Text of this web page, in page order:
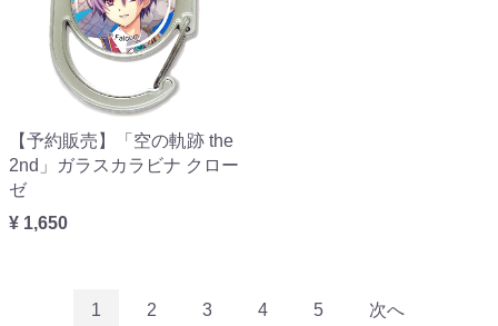
【予約販売】「空の軌跡 the
2nd」ガラスカラビナ クロー
ゼ
¥ 1,650
1 2 3 4 5 次へ